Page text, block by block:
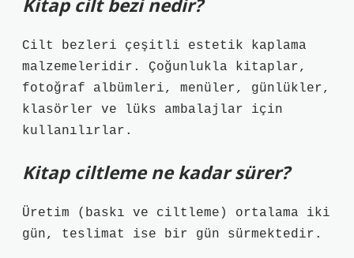
Kitap cilt bezi nedir?
Cilt bezleri çeşitli estetik kaplama
malzemeleridir. Çoğunlukla kitaplar,
fotoğraf albümleri, menüler, günlükler,
klasörler ve lüks ambalajlar için
kullanılırlar.
Kitap ciltleme ne kadar sürer?
Üretim (baskı ve ciltleme) ortalama iki
gün, teslimat ise bir gün sürmektedir.